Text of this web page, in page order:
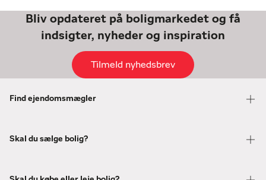
Bliv opdateret på boligmarkedet og få
indsigter, nyheder og inspiration
Tilmeld nyhedsbrev
Find ejendomsmægler
Skal du sælge bolig?